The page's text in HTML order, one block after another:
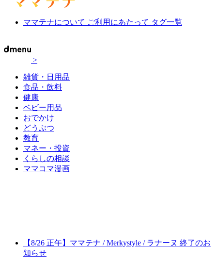
ママテナについて ご利用にあたって タグ一覧
>
雑貨・日用品
食品・飲料
健康
ベビー用品
おでかけ
どうぶつ
教育
マネー・投資
くらしの相談
ママコマ漫画
【8/26 正午】ママテナ / Merkystyle / ラナーヌ 終了のお
知らせ